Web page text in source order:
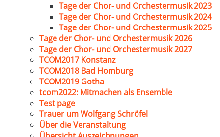
Tage der Chor- und Orchestermusik 2023
Tage der Chor- und Orchestermusik 2024
Tage der Chor- und Orchestermusik 2025
Tage der Chor- und Orchestermusik 2026
Tage der Chor- und Orchestermusik 2027
TCOM2017 Konstanz
TCOM2018 Bad Homburg
TCOM2019 Gotha
tcom2022: Mitmachen als Ensemble
Test page
Trauer um Wolfgang Schröfel
Über die Veranstaltung